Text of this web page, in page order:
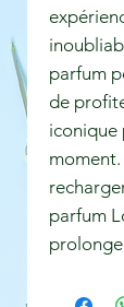
parfum
de
iconique
parfum